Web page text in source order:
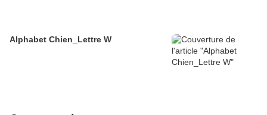
Alphabet Chien_Lettre W